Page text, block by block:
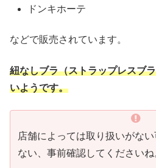
ドンキホーテ
などで販売されています。
紐なしブラ（ストラップレスブ
いようです。
店舗によっては取り扱いがな
ない、事前確認してくださいね